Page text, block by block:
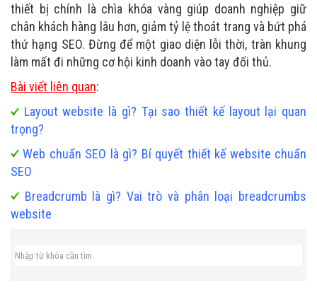
thiết bị chính là chìa khóa vàng giúp doanh nghiệp giữ
chân khách hàng lâu hơn, giảm tỷ lệ thoát trang và bứt phá
thứ hạng SEO. Đừng để một giao diện lỗi thời, tràn khung
làm mất đi những cơ hội kinh doanh vào tay đối thủ.
Bài viết liên quan:
Layout website là gì? Tại sao thiết kế layout lại quan
trọng?
Web chuẩn SEO là gì? Bí quyết thiết kế website chuẩn
SEO
Breadcrumb là gì? Vai trò và phân loại breadcrumbs
website